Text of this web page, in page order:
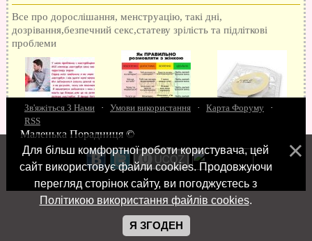
Все про дорослішання, менструацію, такі дні,
дозрівання,безпечний секс,статеву зрілість та підліткові
проблеми
15 запитань про секс Як досягти оргазм
поцілунки Позбуваємось синців завагітніти після першого разу Хлопець хоче сексу
робити мінєт"Люблю" і "кохаю" різниця Про перший секс Займатися сексом
Зв'яжіться З Нами · Умови використання · Карта Форуму
·
RSS
Маленька Порадниця ©
Для більш комфортної роботи користувача, цей
сайт використовує файли cookies. Продовжуючи
перегляд сторінок сайту, ви погоджуєтесь з
Політикою використання файлів cookies.
Я ЗГОДЕН